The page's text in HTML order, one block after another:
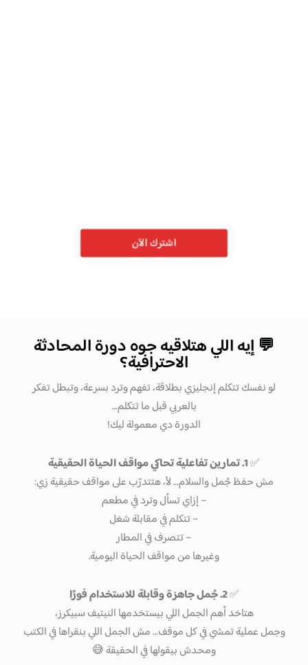
اشترك الآن
💬 إيه اللي هتلاقيه جوه دورة المحادثة
الاحترافية؟
لو نفسك تتكلم إنجليزي بطلاقة، تفهم وترد بسرعة، وتبطل تفكر
بالعربي قبل ما تتكلم…
الدورة دي معمولة ليك!
✅1. تمارين تفاعلية تحاكي مواقف الحياة الحقيقية
مش حفظ جُمل والسلام… لأ، هتتدرّب على مواقف حقيقية زي:
– إزاي تسأل وترد في مطعم
– تتكلم في مقابلة شغل
– تتصرف في المطار
وغيرها من مواقف الحياة اليومية.
✅2. جُمل جاهزة وقابلة للاستخدام فورًا
هتاخد أهم الجمل اللي بيستخدمها النيتيف سبيكرز،
وجمل عملية تمشي في كل موقف… مش الجمل اللي بنقراها في الكتب
ومحدش بيقولها في الحقيقة 😅